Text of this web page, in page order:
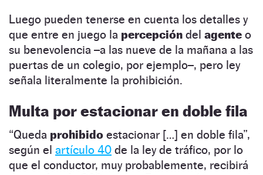
Luego pueden tenerse en cuenta los detalles y
que entre en juego la percepción del agente o
su benevolencia –a las nueve de la mañana a las
puertas de un colegio, por ejemplo–, pero ley
señala literalmente la prohibición.
Multa por estacionar en doble fila
“Queda prohibido estacionar […] en doble fila”,
según el artículo 40 de la ley de tráfico, por lo
que el conductor, muy probablemente, recibirá